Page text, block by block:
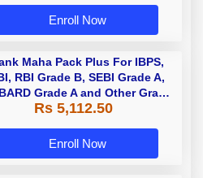
Enroll Now
Maha Pack Plus For IBPS,
RBI Grade B, SEBI Grade A,
Grade A and Other Grade
A & Grade B Bank Exams
Rs 5,112.50
Enroll Now